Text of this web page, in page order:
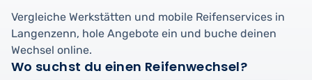
Vergleiche Werkstätten und mobile Reifenservices in
Langenzenn, hole Angebote ein und buche deinen
Wechsel online.
Wo suchst du einen Reifenwechsel?